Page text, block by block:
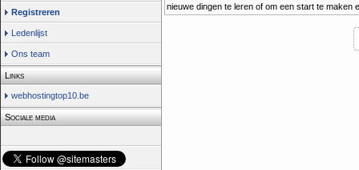
Registreren
Ledenlijst
Ons team
Links
webhostingtop10.be
Sociale media
nieuwe dingen te leren of om een start te maken